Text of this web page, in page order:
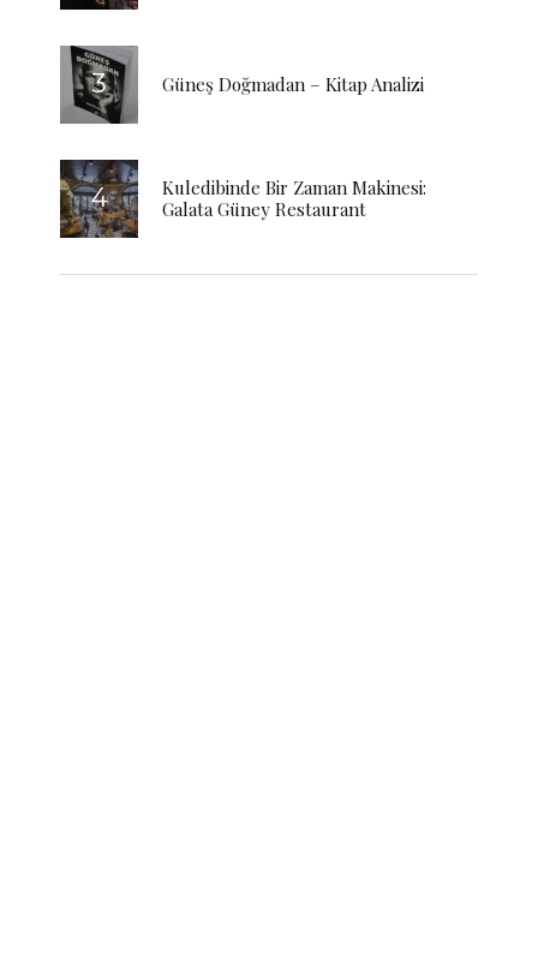
Güneş Doğmadan – Kitap Analizi
Kuledibinde Bir Zaman Makinesi:
Galata Güney Restaurant